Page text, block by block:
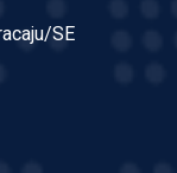
SE